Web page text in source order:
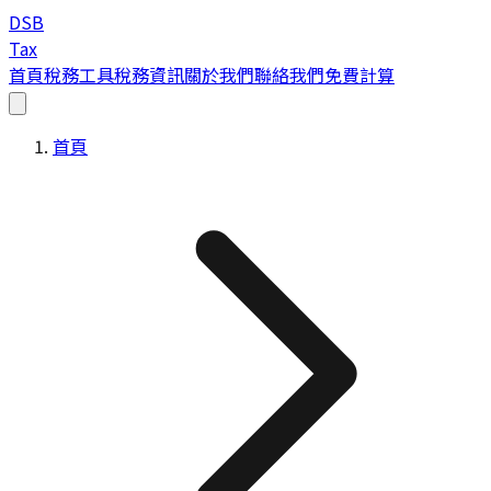
DSB
Tax
首頁稅務工具稅務資訊關於我們聯絡我們免費計算
首頁